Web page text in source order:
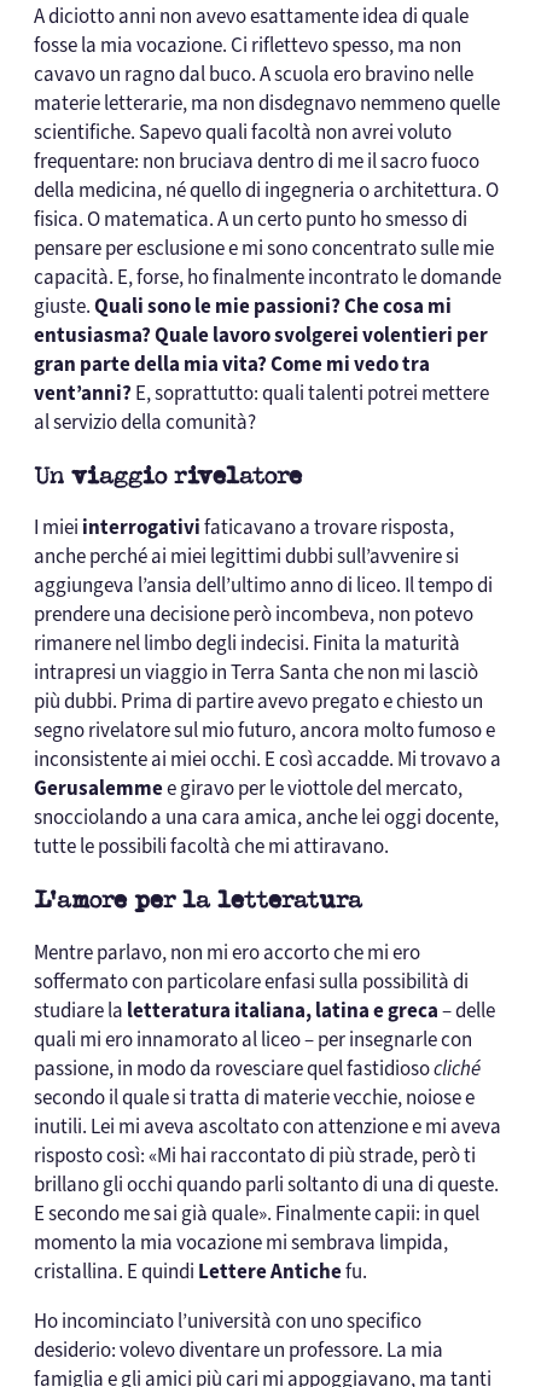
A diciotto anni non avevo esattamente idea di quale
fosse la mia vocazione. Ci riflettevo spesso, ma non
cavavo un ragno dal buco. A scuola ero bravino nelle
materie letterarie, ma non disdegnavo nemmeno quelle
scientifiche. Sapevo quali facoltà non avrei voluto
frequentare: non bruciava dentro di me il sacro fuoco
della medicina, né quello di ingegneria o architettura. O
fisica. O matematica. A un certo punto ho smesso di
pensare per esclusione e mi sono concentrato sulle mie
capacità. E, forse, ho finalmente incontrato le domande
giuste.Quali sono le mie passioni? Che cosa mi
entusiasma? Quale lavoro svolgerei volentieri per
gran parte della mia vita? Come mi vedo tra
vent’anni? E, soprattutto: quali talenti potrei mettere
al servizio della comunità?
Un viaggio rivelatore
I miei interrogativifaticavano a trovare risposta,
anche perché ai miei legittimi dubbi sull’avvenire si
aggiungeva l’ansia dell’ultimo anno di liceo. Il tempo di
prendere una decisione però incombeva, non potevo
rimanere nel limbo degli indecisi. Finita la maturità
intrapresi un viaggio in Terra Santa che non mi lasciò
più dubbi. Prima di partire avevo pregato e chiesto un
segno rivelatore sul mio futuro, ancora molto fumoso e
inconsistente ai miei occhi. E così accadde. Mi trovavo a
Gerusalemmee giravo per le viottole del mercato,
snocciolando a una cara amica, anche lei oggi docente,
tutte le possibili facoltà che mi attiravano.
L’amore per la letteratura
Mentre parlavo, non mi ero accorto che mi ero
soffermato con particolare enfasi sulla possibilità di
studiare la letteratura italiana, latina e greca– delle
quali mi ero innamorato al liceo – per insegnarle con
passione, in modo da rovesciare quel fastidiosocliché
secondo il quale si tratta di materie vecchie, noiose e
inutili. Lei mi aveva ascoltato con attenzione e mi aveva
risposto così: «Mi hai raccontato di più strade, però ti
brillano gli occhi quando parli soltanto di una di queste.
E secondo me sai già quale». Finalmente capii: in quel
momento la mia vocazione mi sembrava limpida,
cristallina. E quindi Lettere Antichefu.
Ho incominciato l’università con uno specifico
desiderio: volevo diventare un professore. La mia
famiglia e gli amici più cari mi appoggiavano, ma tanti